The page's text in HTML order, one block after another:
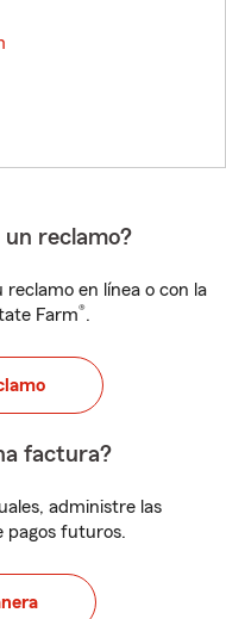
reclamo?
reclamo en línea o con la
Farm®.
factura?
administre las
pagos futuros.